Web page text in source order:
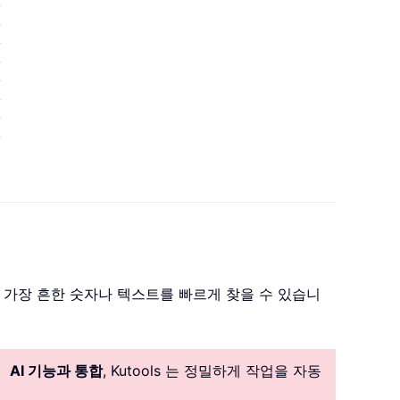
장 흔한 숫자나 텍스트를 빠르게 찾을 수 있습니
AI 기능과 통합, Kutools 는 정밀하게 작업을 자동